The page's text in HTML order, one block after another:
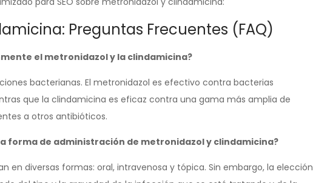
Preguntas Frecuentes (FAQ)
el metronidazol y la clindamicina?
bacterianas. El metronidazol es efectivo contra bacterias
que la clindamicina es eficaz contra una gama más amplia de
a otros antibióticos.
forma de administración de metronidazol y clindamicina?
en diversas formas: oral, intravenosa y tópica. Sin embargo, la elección